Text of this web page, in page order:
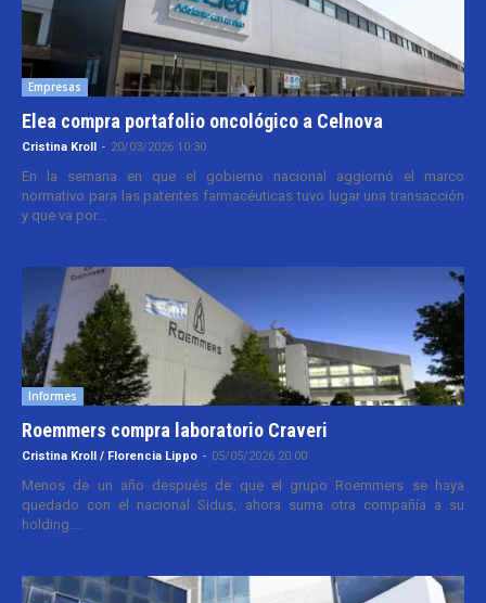
Empresas
Elea compra portafolio oncológico a Celnova
Cristina Kroll - 20/03/2026 10:30
En la semana en que el gobierno nacional aggiornó el marco
normativo para las patentes farmacéuticas tuvo lugar una transacción
y que va por...
Informes
Roemmers compra laboratorio Craveri
Cristina Kroll / Florencia Lippo - 05/05/2026 20:00
Menos de un año después de que el grupo Roemmers se haya
quedado con el nacional Sidus, ahora suma otra compañía a su
holding....